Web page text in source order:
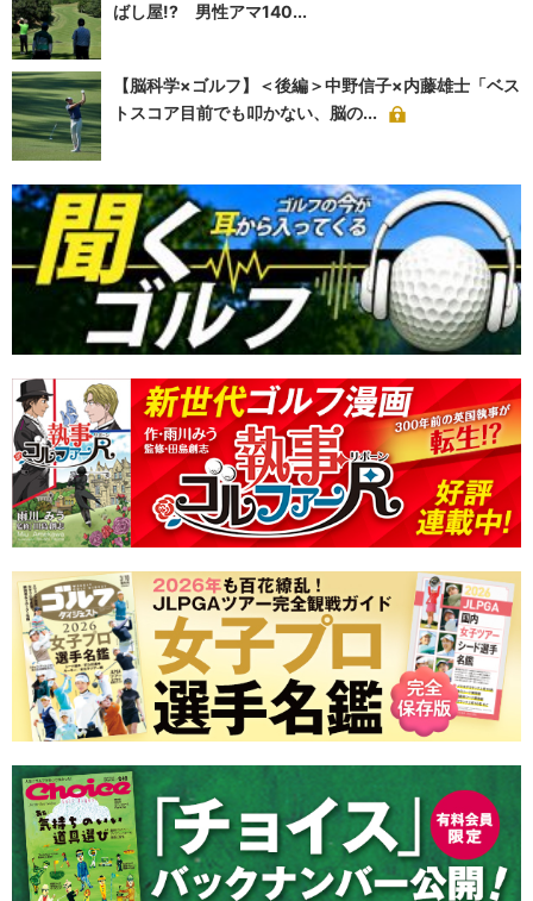
ばし屋!? 男性アマ140...
【脳科学×ゴルフ】＜後編＞中野信子×内藤雄士「ベス
トスコア目前でも叩かない、脳の...